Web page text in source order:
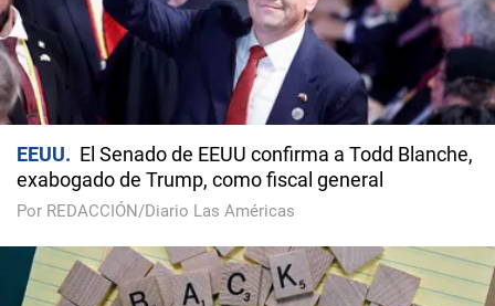
EEUU
El Senado de EEUU confirma a Todd Blanche,
exabogado de Trump, como fiscal general
Por REDACCIÓN/Diario Las Américas